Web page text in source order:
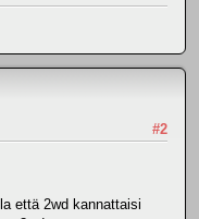
#2
että 2wd kannattaisi